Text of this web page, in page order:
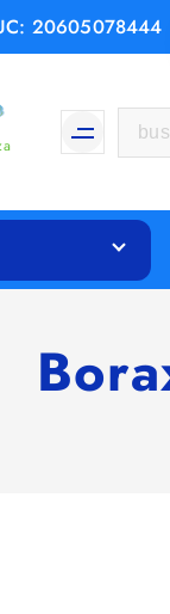
20605078444